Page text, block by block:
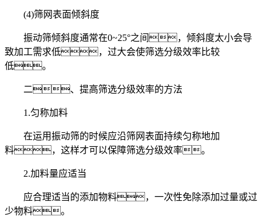
(4)筛网表面倾斜度
振动筛倾斜度通常在0~25°之间，倾斜度太小会导
致加工需求低，过大会使筛选分级效率比较
低。
二、提高筛选分级效率的方法
1.匀称加料
在运用振动筛的时候应沿筛网表面持续匀称地加
料，这样才可以保障筛选分级效率。
2.加料量应适当
应合理适当的添加物料，一次性免除添加过量或过
少物料。